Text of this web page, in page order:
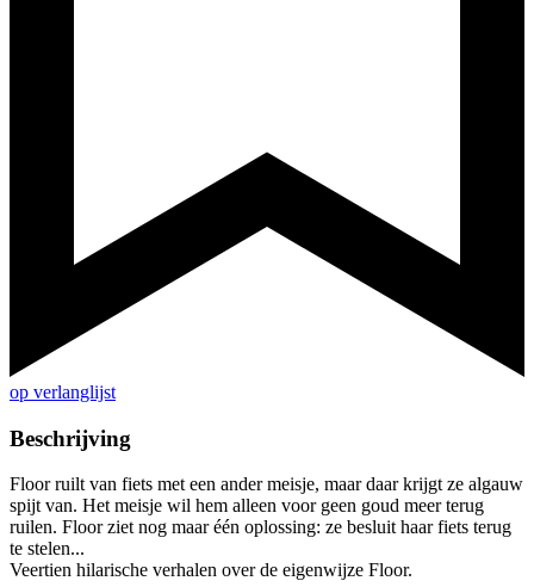
op verlanglijst
Beschrijving
Floor ruilt van fiets met een ander meisje, maar daar krijgt ze algauw
spijt van. Het meisje wil hem alleen voor geen goud meer terug
ruilen. Floor ziet nog maar één oplossing: ze besluit haar fiets terug
te stelen...
Veertien hilarische verhalen over de eigenwijze Floor.